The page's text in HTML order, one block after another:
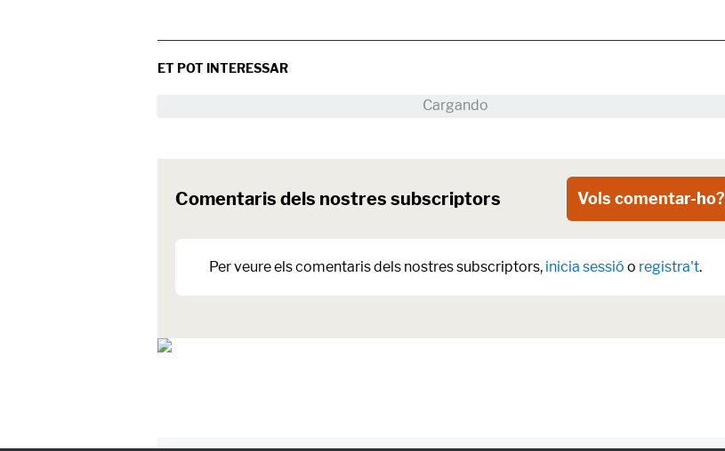
ET POT INTERESSAR
Comentaris dels nostres subscriptors Vols comentar-ho?
Per veure els comentaris dels nostres subscriptors, inicia sessió o registra't.